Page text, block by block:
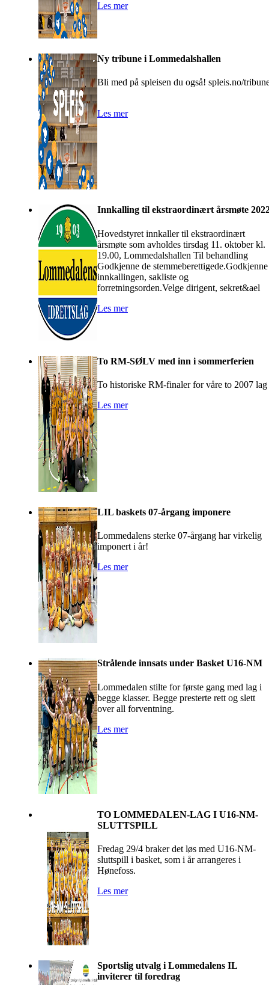
Les mer
Ny tribune i Lommedalshallen
Bli med på spleisen du også! spleis.no/
Les mer
Innkalling til ekstraordinært årsmøte
Hovedstyret innkaller til ekstraordinært
årsmøte som avholdes tirsdag 11. oktober kl.
19.00, Lommedalshallen Til behandling
Godkjenne de stemmeberettigede.Godkjenne
innkallingen, sakliste og
forretningsorden.Velge dirigent, sekret&ael
Les mer
To RM-SØLV med inn i sommerferien
To historiske RM-finaler for våre to 2007 lag
Les mer
LIL baskets 07-årgang imponere
Lommedalens sterke 07-årgang har virkelig
imponert i år!
Les mer
Strålende innsats under Basket U16-NM
Lommedalen stilte for første gang med lag i
begge klasser. Begge presterte rett og slett
over all forventning.
Les mer
TO LOMMEDALEN-LAG I U16-NM-
SLUTTSPILL
Fredag 29/4 braker det løs med U16-NM-
sluttspill i basket, som i år arrangeres i
Hønefoss.
Les mer
Sportslig utvalg i Lommedalens IL
inviterer til foredrag